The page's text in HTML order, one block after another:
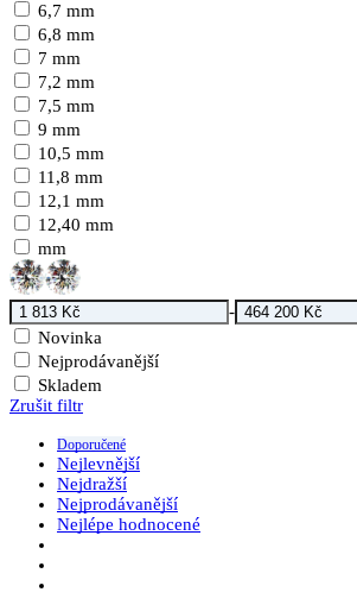
6,7 mm
6,8 mm
7 mm
7,2 mm
7,5 mm
9 mm
10,5 mm
11,8 mm
12,1 mm
12,40 mm
mm
-
Novinka
Nejprodávanější
Skladem
Zrušit filtr
Doporučené
Nejlevnější
Nejdražší
Nejprodávanější
Nejlépe hodnocené